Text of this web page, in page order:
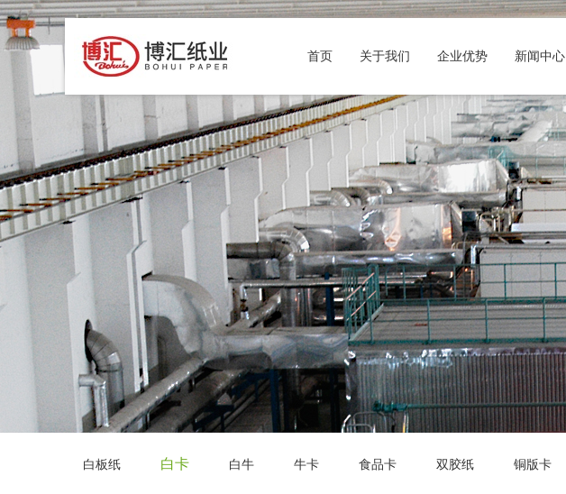
首页 关于我们 企业优势 新闻中心
白板纸 白卡 白牛 牛卡 食品卡 双胶纸 铜版卡